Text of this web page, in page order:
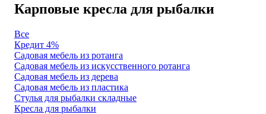
Карповые кресла для рыбалки
Все
Кредит 4%
Садовая мебель из ротанга
Садовая мебель из искусственного ротанга
Садовая мебель из дерева
Садовая мебель из пластика
Стулья для рыбалки складные
Кресла для рыбалки